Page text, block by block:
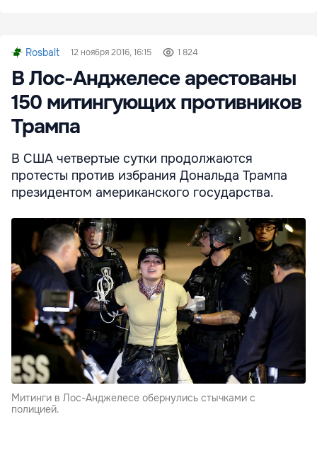
Rosbalt 12 ноября 2016, 16:15 1 824
В Лос-Анджелесе арестованы
150 митингующих противников
Трампа
В США четвертые сутки продолжаются
протесты против избрания Дональда Трампа
президентом американского государства.
Митинги в Лос-Анджелесе обернулись стычками с
полицией.